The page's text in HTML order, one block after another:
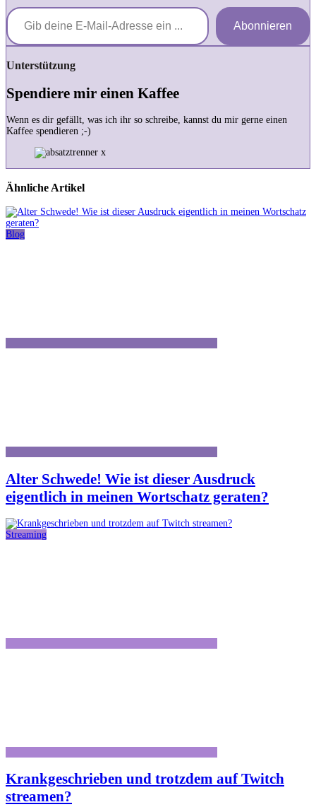
Gib deine E-Mail-Adresse ein ...
Abonnieren
Unterstützung
Spendiere mir einen Kaffee
Wenn es dir gefällt, was ich ihr so schreibe, kannst du mir gerne einen
Kaffee spendieren ;-)
Ähnliche Artikel
Blog
Alter Schwede! Wie ist dieser Ausdruck
eigentlich in meinen Wortschatz geraten?
Streaming
Krankgeschrieben und trotzdem auf Twitch
streamen?